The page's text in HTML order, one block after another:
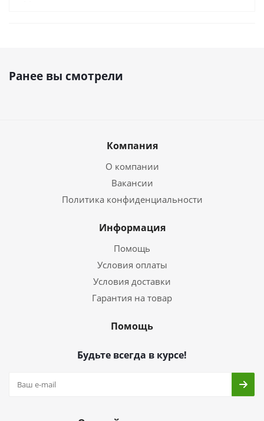
Ранее вы смотрели
Компания
О компании
Вакансии
Политика конфиденциальности
Информация
Помощь
Условия оплаты
Условия доставки
Гарантия на товар
Помощь
Будьте всегда в курсе!